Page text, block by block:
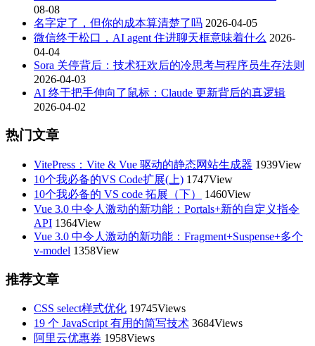
08-08
名字定了，但你的成本算清楚了吗 2026-04-05
微信终于松口，AI agent 住进聊天框意味着什么 2026-
04-04
Sora 关停背后：技术狂欢后的冷思考与程序员生存法则
2026-04-03
AI 终于把手伸向了鼠标：Claude 更新背后的真逻辑
2026-04-02
热门文章
VitePress：Vite & Vue 驱动的静态网站生成器 1939View
10个我必备的VS Code扩展(上) 1747View
10个我必备的 VS code 拓展（下）
1460View
Vue 3.0 中令人激动的新功能：Portals+新的自定义指令
API 1364View
Vue 3.0 中令人激动的新功能：Fragment+Suspense+多个
v-model 1358View
推荐文章
CSS select样式优化 19745Views
19 个 JavaScript 有用的简写技术 3684Views
阿里云优惠券 1958Views